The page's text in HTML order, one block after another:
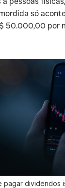
só
50.000,00 por
pagar dividendos